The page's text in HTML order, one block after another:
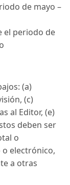
de mayo –
el periodo de
(a)
(c)
al Editor, (e)
deben ser
o
electrónico,
a otras